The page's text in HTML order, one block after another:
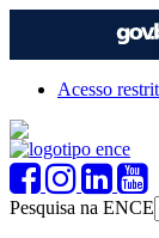
Acesso
Pesquisa na ENCE